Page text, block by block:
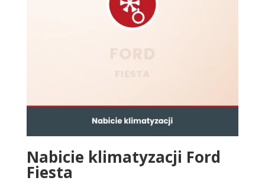
Nabicie klimatyzacji Ford
Fiesta